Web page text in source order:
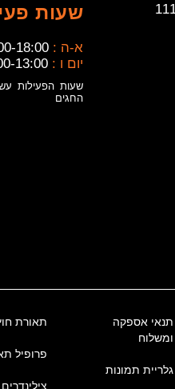
שעות
א-ה : 18:00
יום ו : 13:00
שעות הפעילות
החגים
תנאי אספקה
ומשלוח
גלריית תמונות
תאורת
פרופיל
צילינדרים